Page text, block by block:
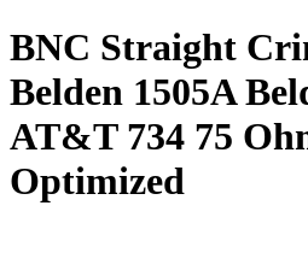
BNC Straight
Belden 1505A
AT&T 734 75
Optimized